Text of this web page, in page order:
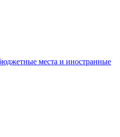
места и иностранные